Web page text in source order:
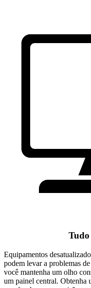
Tudo
Equipamentos
podem levar a problemas
você mantenha um olho
um painel central. Obtenha